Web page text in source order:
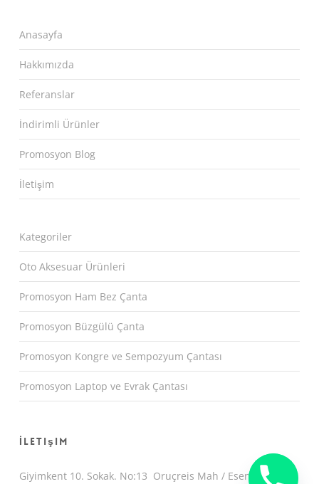
Anasayfa
Hakkımızda
Referanslar
İndirimli Ürünler
Promosyon Blog
İletişim
Kategoriler
Oto Aksesuar Ürünleri
Promosyon Ham Bez Çanta
Promosyon Büzgülü Çanta
Promosyon Kongre ve Sempozyum Çantası
Promosyon Laptop ve Evrak Çantası
İletişim
Giyimkent 10. Sokak. No:13 Oruçreis Mah / Esenler /